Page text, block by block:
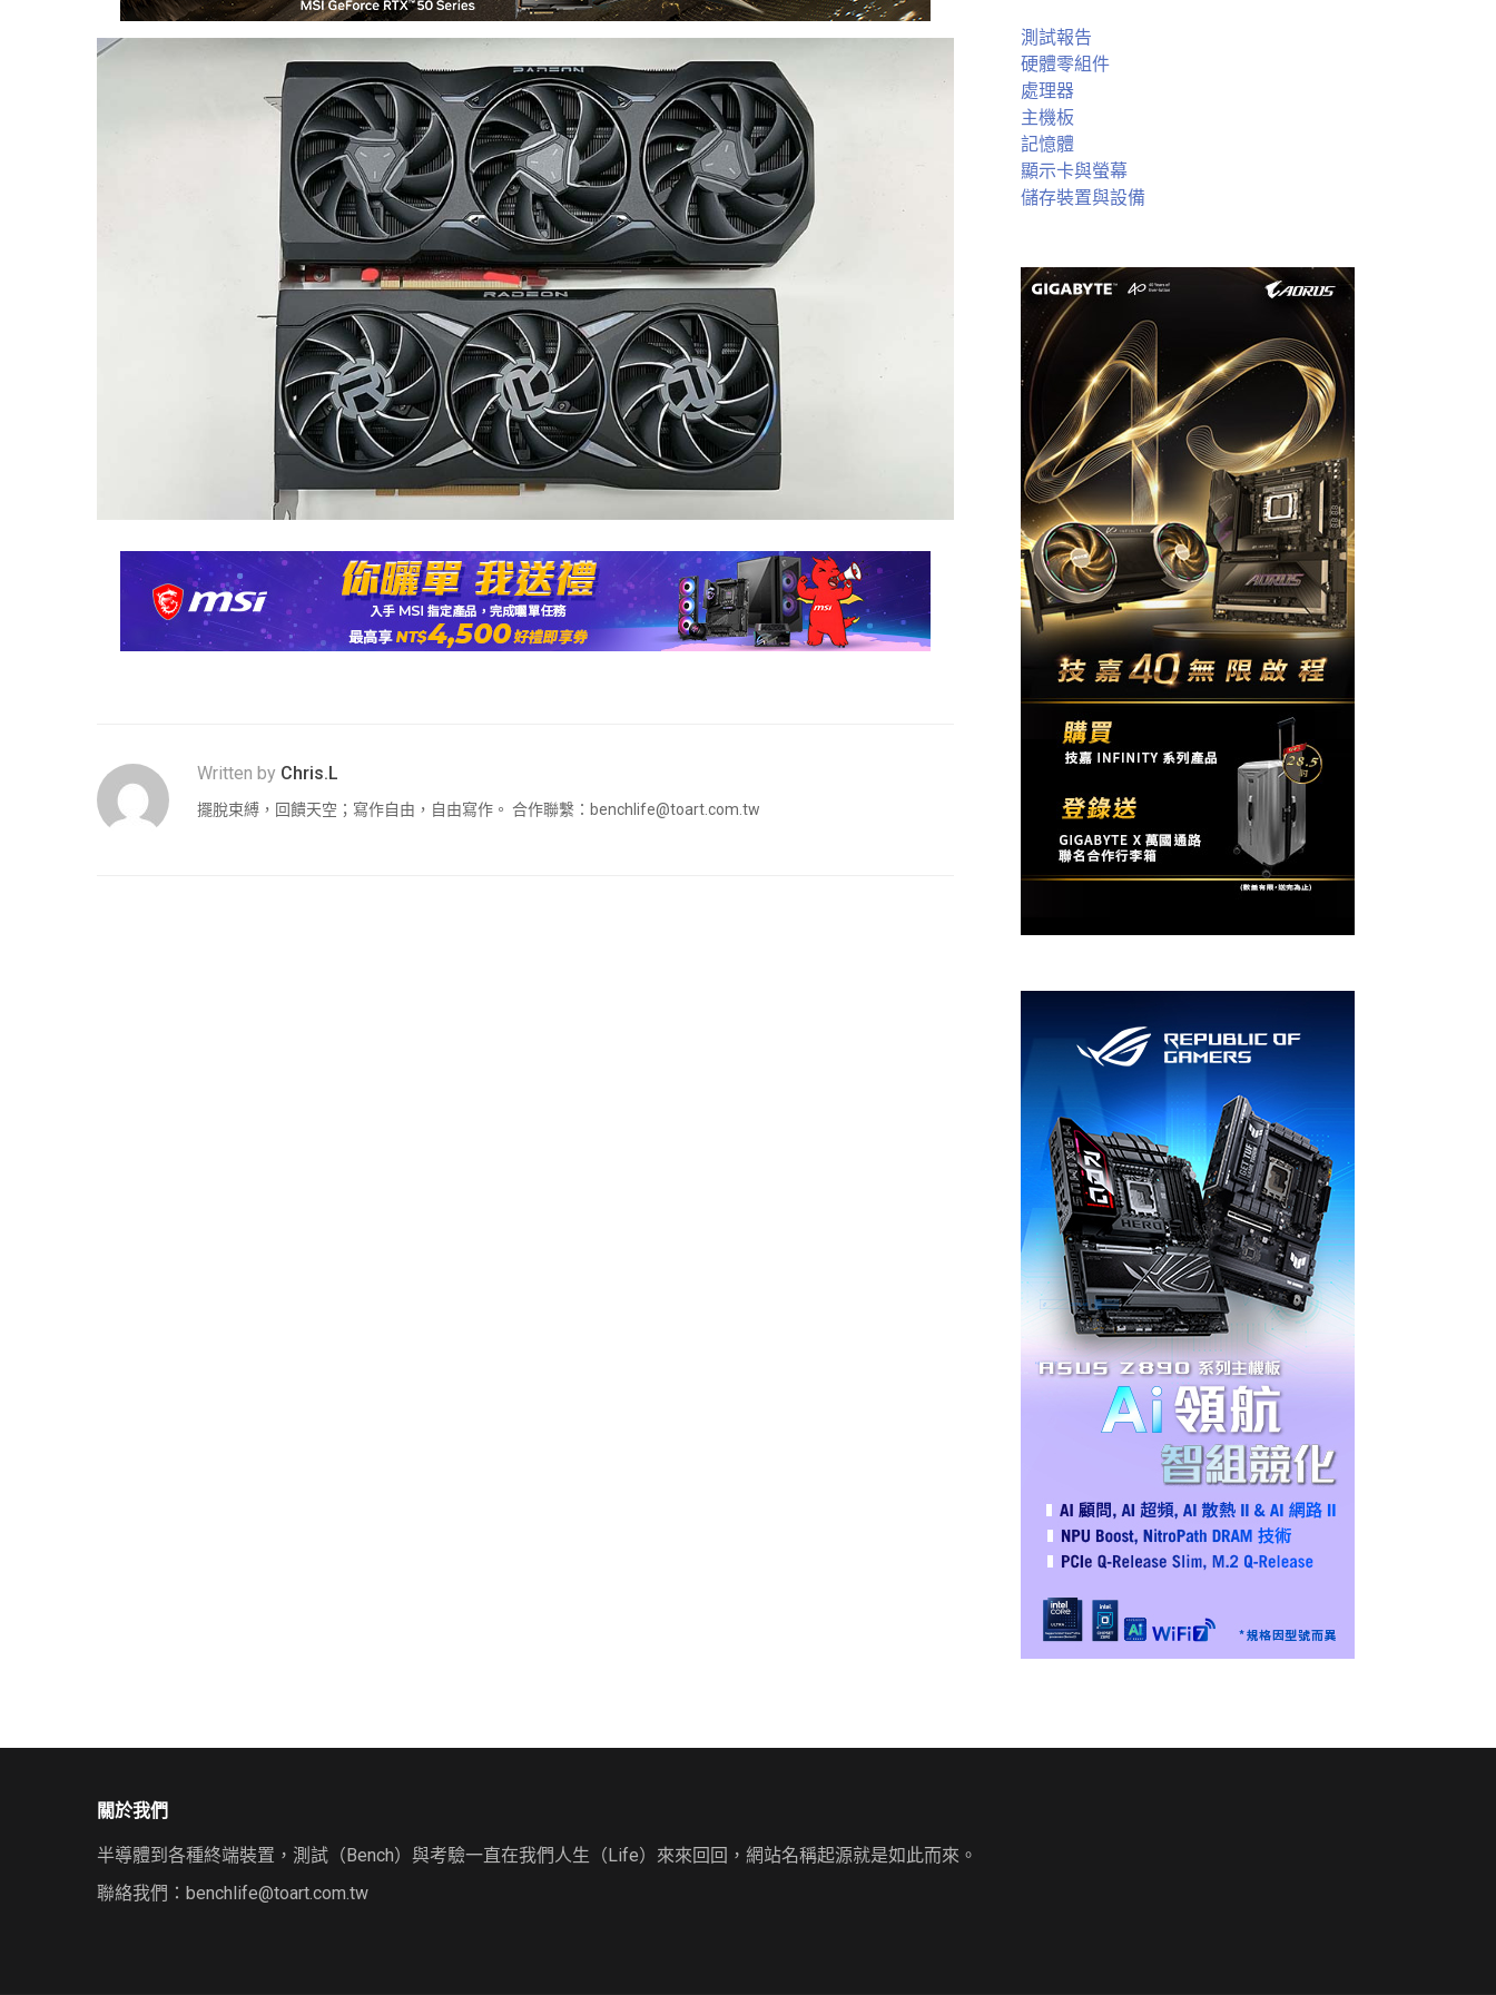
Written by Chris.L
擺脫束縛，回饋天空；寫作自由，自由寫作。 合作聯繫： benchlife@toart.com.tw
測試報告
硬體零組件
處理器
主機板
記憶體
顯示卡與螢幕
儲存裝置與設備
關於我們
半導體到各種終端裝置，測試（Bench）與考驗一直在我們人生（Life）來來回回，網站名稱起源就是如此而來。
聯絡我們： benchlife@toart.com.tw